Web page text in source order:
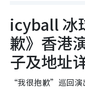
icyball 冰
歉》香港
子及地址
“我很抱歉”巡回演